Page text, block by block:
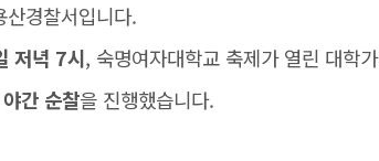
경찰서입니다.
저녁 7시, 숙명여자대학교 축제가 열린 대학
간 순찰을 진행했습니다.